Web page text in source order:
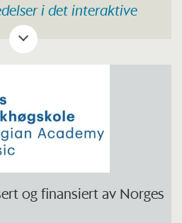
i det interaktive
for fremragende
CEMPE. Dette
og workshops i
Lunde Hatfields
om
og finansiert av Norges